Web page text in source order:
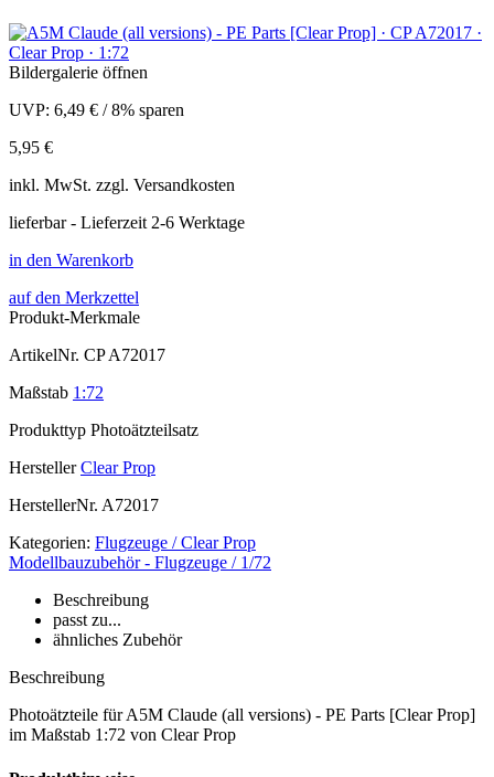
Bildergalerie öffnen
UVP: 6,49 € /8% sparen
5,95 €
inkl. MwSt. zzgl. Versandkosten
lieferbar - Lieferzeit 2-6 Werktage
in den Warenkorb
auf den Merkzettel
Produkt-Merkmale
ArtikelNr. CP A72017
Maßstab 1:72
Produkttyp Photoätzteilsatz
Hersteller Clear Prop
HerstellerNr. A72017
Kategorien: Flugzeuge / Clear Prop
Modellbauzubehör - Flugzeuge / 1/72
Beschreibung
passt zu...
ähnliches Zubehör
Beschreibung
Photoätzteile für A5M Claude (all versions) - PE Parts [Clear Prop]
im Maßstab 1:72 von Clear Prop